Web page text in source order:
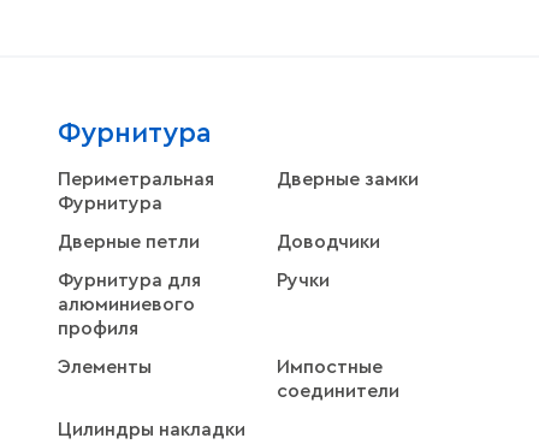
Фурнитура
Периметральная
Фурнитура
Дверные замки
Дверные петли
Доводчики
Фурнитура для
алюминиевого
профиля
Ручки
Элементы
Импостные
соединители
Цилиндры накладки